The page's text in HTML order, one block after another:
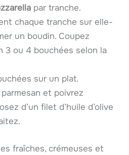
par tranche.
chaque tranche sur elle-
un boudin. Coupez
3 ou 4 bouchées selon la
sur un plat.
et poivrez
d’un filet d’huile d’olive
fraîches, crémeuses et